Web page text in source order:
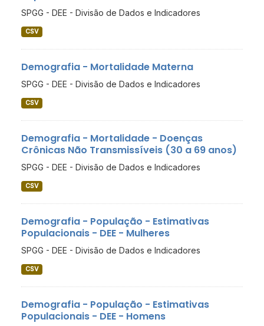
SPGG - DEE - Divisão de Dados e Indicadores
CSV
Demografia - Mortalidade Materna
SPGG - DEE - Divisão de Dados e Indicadores
CSV
Demografia - Mortalidade - Doenças
Crônicas Não Transmissíveis (30 a 69 anos)
SPGG - DEE - Divisão de Dados e Indicadores
CSV
Demografia - População - Estimativas
Populacionais - DEE - Mulheres
SPGG - DEE - Divisão de Dados e Indicadores
CSV
Demografia - População - Estimativas
Populacionais - DEE - Homens